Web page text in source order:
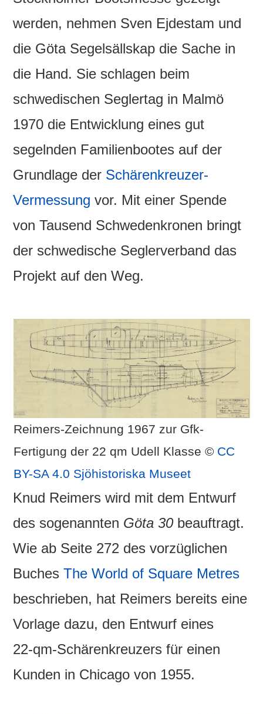
werden, nehmen Sven Ejdestam und
die Göta Segelsällskap die Sache in
die Hand. Sie schlagen beim
schwedischen Seglertag in Malmö
1970 die Entwicklung eines gut
segelnden Familienbootes auf der
Grundlage der Schärenkreuzer-
Vermessung vor. Mit einer Spende
von Tausend Schwedenkronen bringt
der schwedische Seglerverband das
Projekt auf den Weg.
Reimers-Zeichnung 1967 zur Gfk-
Fertigung der 22 qm Udell Klasse © CC
BY-SA 4.0 Sjöhistoriska Museet
Knud Reimers wird mit dem Entwurf
des sogenannten Göta 30beauftragt.
Wie ab Seite 272 des vorzüglichen
BuchesThe World of Square Metres
beschrieben, hat Reimers bereits eine
Vorlage dazu, den Entwurf eines
22‑qm‑Schärenkreuzers für einen
Kunden in Chicago von 1955.